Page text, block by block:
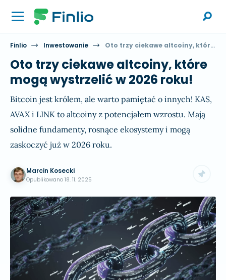
Finlio Inwestowanie Oto trzy ciekawe altcoiny, które mogą wystrzelić w 2026 roku!
Oto trzy ciekawe altcoiny, które
mogą wystrzelić w 2026 roku!
Bitcoin jest królem, ale warto pamiętać o innych! KAS,
AVAX i LINK to altcoiny z potencjałem wzrostu. Mają
solidne fundamenty, rosnące ekosystemy i mogą
zaskoczyć już w 2026 roku.
Marcin Kosecki
Opublikowano 18. 11. 2025